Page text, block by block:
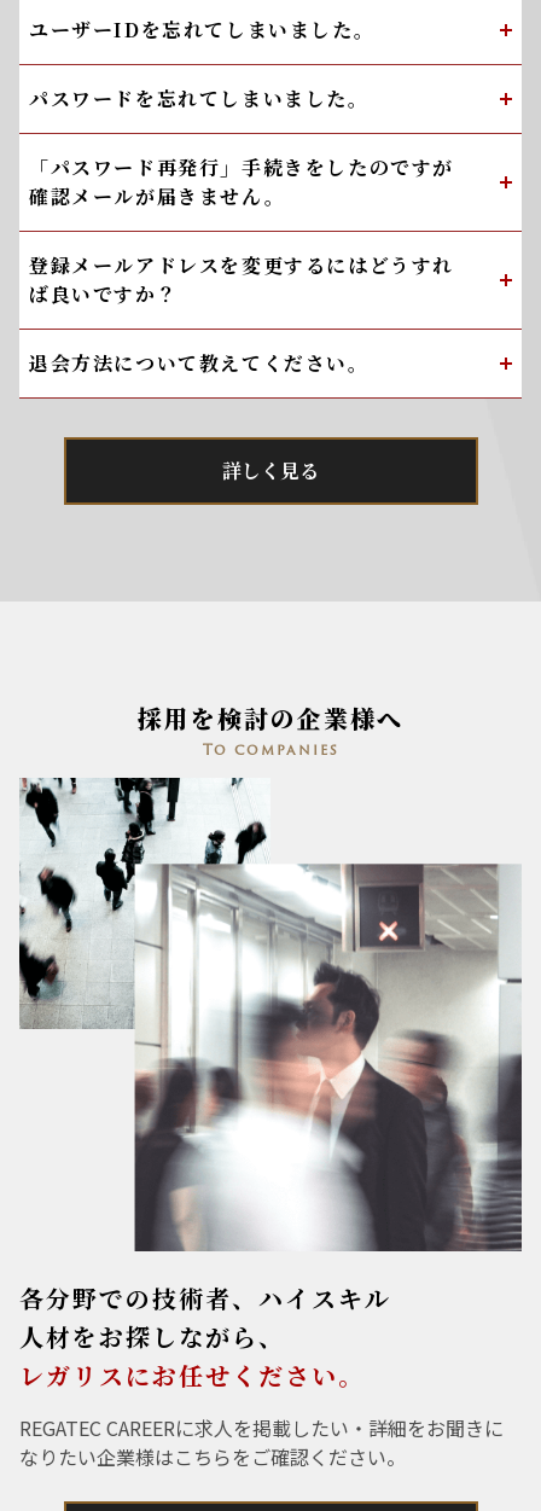
ユーザーIDを忘れてしまいました。
パスワードを忘れてしまいました。
「パスワード再発行」手続きをしたのですが
確認メールが届きません。
登録メールアドレスを変更するにはどうすれ
ば良いですか？
退会方法について教えてください。
詳しく見る
採用を検討の企業様へ
To companies
各分野での技術者、ハイスキル
人材をお探しながら、
レガリスにお任せください。
REGATEC CAREERに求人を掲載したい・詳細をお聞きに
なりたい企業様はこちらをご確認ください。